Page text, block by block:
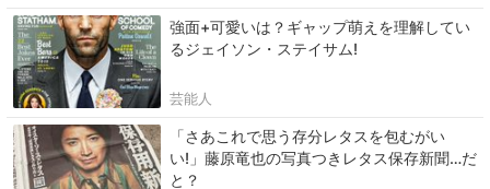
強面+可愛いは？ギャップ萌えを理解してい
るジェイソン・ステイサム!
芸能人
「さあこれで思う存分レタスを包むがい
い!」藤原竜也の写真つきレタス保存新聞…だ
と？